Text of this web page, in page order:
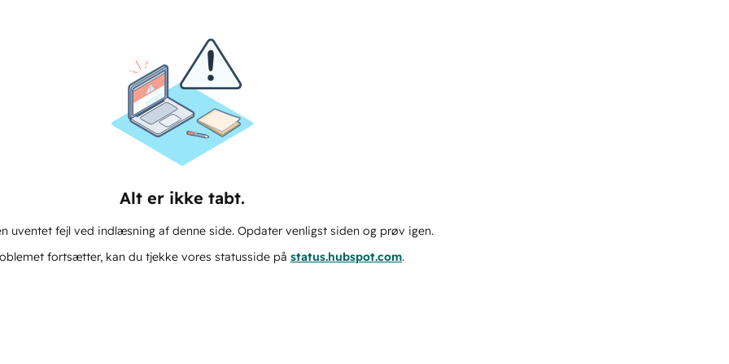
Alt er ikke tabt.
uventet fejl ved indlæsning af denne side. Opdater venligst siden og prøv igen.
fortsætter, kan du tjekke vores statusside på status.hubspot.com.